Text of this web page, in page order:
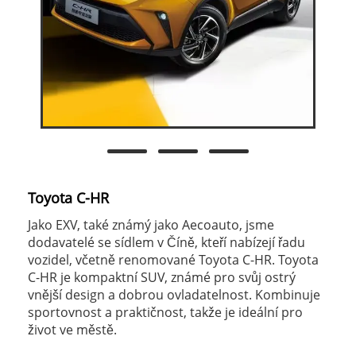
Toyota C-HR
Jako EXV, také známý jako Aecoauto, jsme
dodavatelé se sídlem v Číně, kteří nabízejí řadu
vozidel, včetně renomované Toyota C-HR. Toyota
C-HR je kompaktní SUV, známé pro svůj ostrý
vnější design a dobrou ovladatelnost. Kombinuje
sportovnost a praktičnost, takže je ideální pro
život ve městě.